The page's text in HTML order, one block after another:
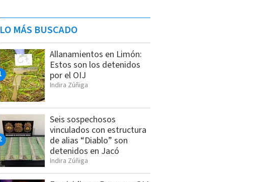
LO MÁS BUSCADO
Allanamientos en Limón:
Estos son los detenidos
por el OIJ
Indira Zúñiga
Seis sospechosos
vinculados con estructura
de alias “Diablo” son
detenidos en Jacó
Indira Zúñiga